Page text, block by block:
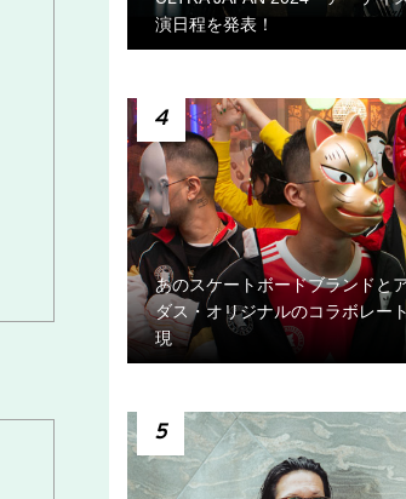
演日程を発表！
4
あのスケートボードブランドと
ダス・オリジナルのコラボレー
現
5